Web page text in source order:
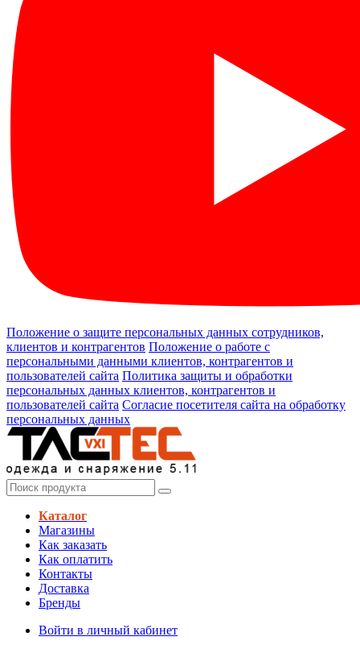
Положение о защите персональных данных сотрудников,
клиентов и контрагентов Положение о работе с
персональными данными клиентов, контрагентов и
пользователей сайта Политика защиты и обработки
персональных данных клиентов, контрагентов и
пользователей сайта Согласие посетителя сайта на обработку
персональных данных
Каталог
Магазины
Как заказать
Как оплатить
Контакты
Доставка
Бренды
Войти в личный кабинет